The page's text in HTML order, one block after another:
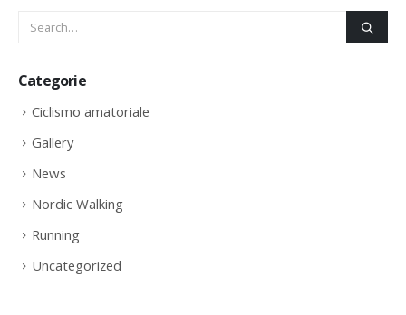
Categorie
Ciclismo amatoriale
Gallery
News
Nordic Walking
Running
Uncategorized